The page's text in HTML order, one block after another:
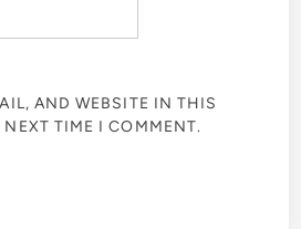
AND WEBSITE IN THIS
NEXT TIME I COMMENT.